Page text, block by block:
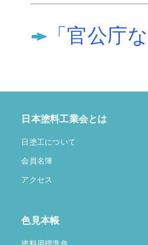
「官公庁
日本塗料工業会とは
日塗工について
会員名簿
アクセス
色見本帳